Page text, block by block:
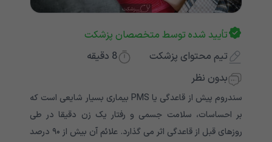
تأیید شده توسط متخصصان پزشکت
تیم محتوای پزشکت
8 دقیقه
بدون نظر
سندروم پیش از قاعدگی یا PMS بیماری بسیار شایعی است که
بر احساسات، سلامت جسمی و رفتار یک زن دقیقا در طی
روزهای قبل از قاعدگی اثر می گذارد. علائم آن بیش از ۹۰ درصد